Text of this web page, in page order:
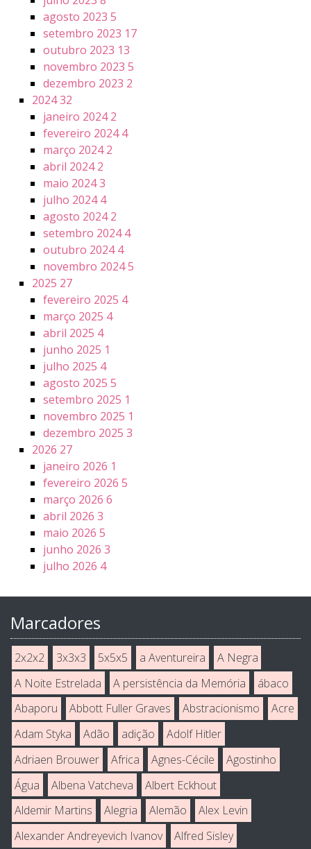
agosto 2023 5
setembro 2023 17
outubro 2023 13
novembro 2023 5
dezembro 2023 2
202432
janeiro 20242
fevereiro 20244
março 20242
abril 20242
maio 20243
julho 20244
agosto 20242
setembro 20244
outubro 20244
novembro 20245
2025 27
fevereiro 2025 4
março 2025 4
abril 2025 4
junho 2025 1
julho 2025 4
agosto 2025 5
setembro 2025 1
novembro 2025 1
dezembro 2025 3
2026 27
janeiro 2026 1
fevereiro 2026 5
março 2026 6
abril 2026 3
maio 2026 5
junho 2026 3
julho 2026 4
Marcadores
2x2x2 3x3x3 5x5x5 a Aventureira
A Negra
A Noite Estrelada
A persistência da Memória
ábaco
Abaporu
Abbott Fuller Graves Abstracionismo
Acre
Adam Styka
Adão adição
Adolf Hitler
Adriaen Brouwer
Africa Agnes-Cécile
Agostinho
Água
Albena Vatcheva
Albert Eckhout
Aldemir Martins
Alegria Alemão
Alex Levin
Alexander Andreyevich Ivanov
Alfred Sisley